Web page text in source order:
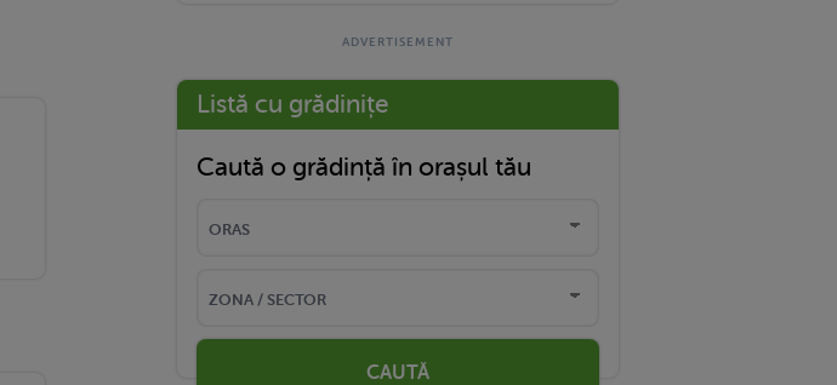
Listă cu grădinițe
Caută o grădință în orașul tău
CAUTĂ